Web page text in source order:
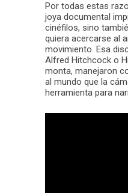
Por todas estas
joya documental
cinéfilos, sino
quiera acercarse al
movimiento. Esa
Alfred Hitchcock o
monta, manejaron
al mundo que la
herramienta para